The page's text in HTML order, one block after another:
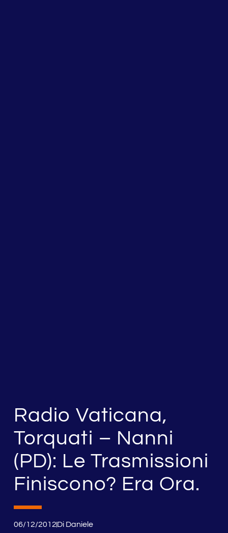
Radio Vaticana,
Torquati – Nanni
(PD): Le Trasmissioni
Finiscono? Era Ora.
06/12/2012DiDaniele